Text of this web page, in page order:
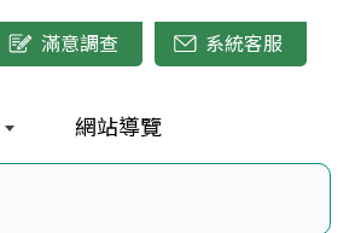
滿意調查 系統客服
網站導覽